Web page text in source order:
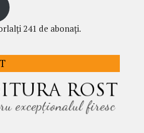
241 de abonați.